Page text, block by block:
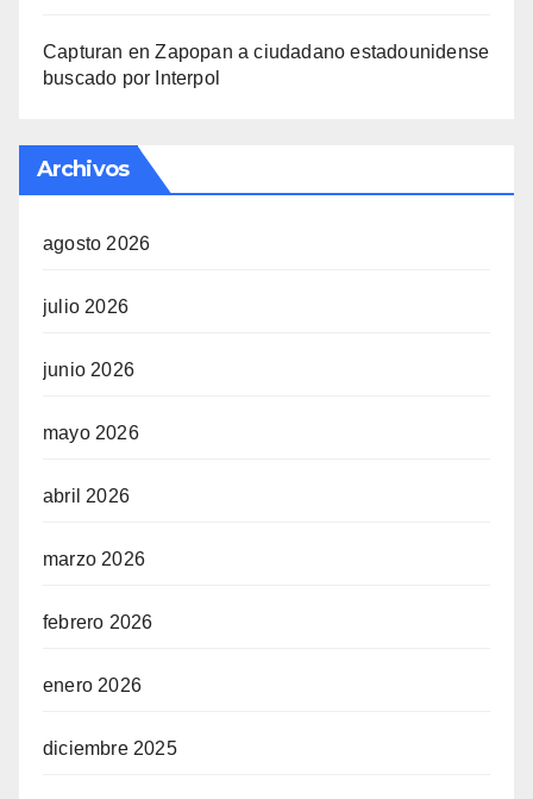
Capturan en Zapopan a ciudadano estadounidense
buscado por Interpol
Archivos
agosto 2026
julio 2026
junio 2026
mayo 2026
abril 2026
marzo 2026
febrero 2026
enero 2026
diciembre 2025